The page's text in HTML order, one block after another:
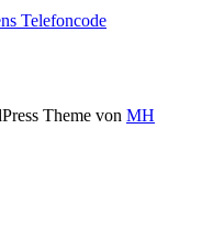
Telefoncode
Theme von MH